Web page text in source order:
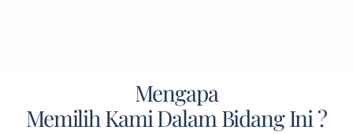
Mengapa
Memilih Kami Dalam Bidang Ini ?